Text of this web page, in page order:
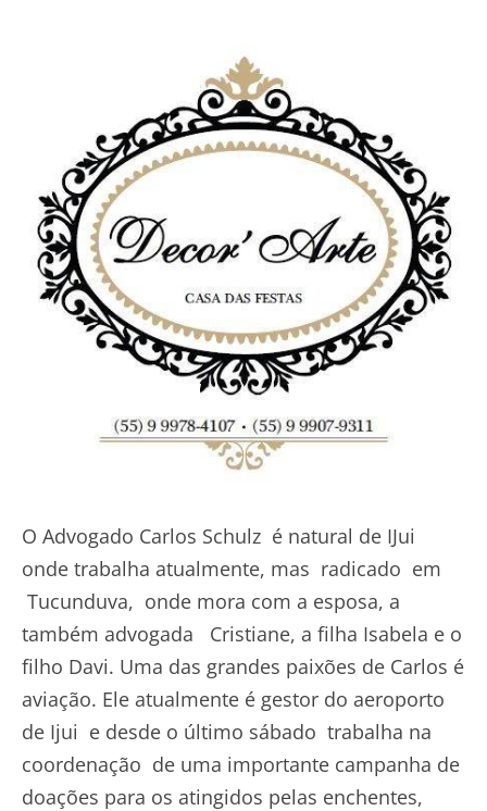
O Advogado Carlos Schulz é natural de IJui
onde trabalha atualmente, mas radicado em
Tucunduva, onde mora com a esposa, a
também advogada Cristiane, a filha Isabela e o
filho Davi. Uma das grandes paixões de Carlos é
aviação. Ele atualmente é gestor do aeroporto
de Ijui e desde o último sábado trabalha na
coordenação de uma importante campanha de
doações para os atingidos pelas enchentes,